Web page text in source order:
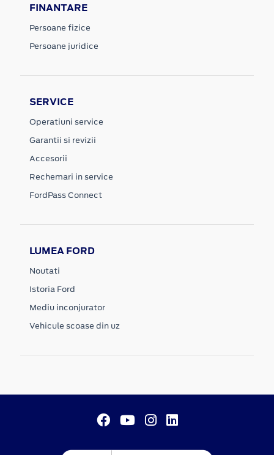
FINANTARE
Persoane fizice
Persoane juridice
SERVICE
Operatiuni service
Garantii si revizii
Accesorii
Rechemari in service
FordPass Connect
LUMEA FORD
Noutati
Istoria Ford
Mediu inconjurator
Vehicule scoase din uz